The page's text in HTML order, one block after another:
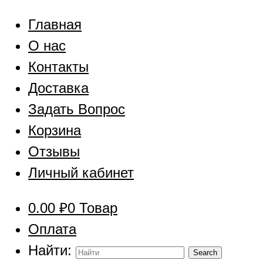
Главная
О нас
Контакты
Доставка
Задать Вопрос
Корзина
Отзывы
Личный кабинет
0.00 ₽0 Товар
Оплата
Найти: